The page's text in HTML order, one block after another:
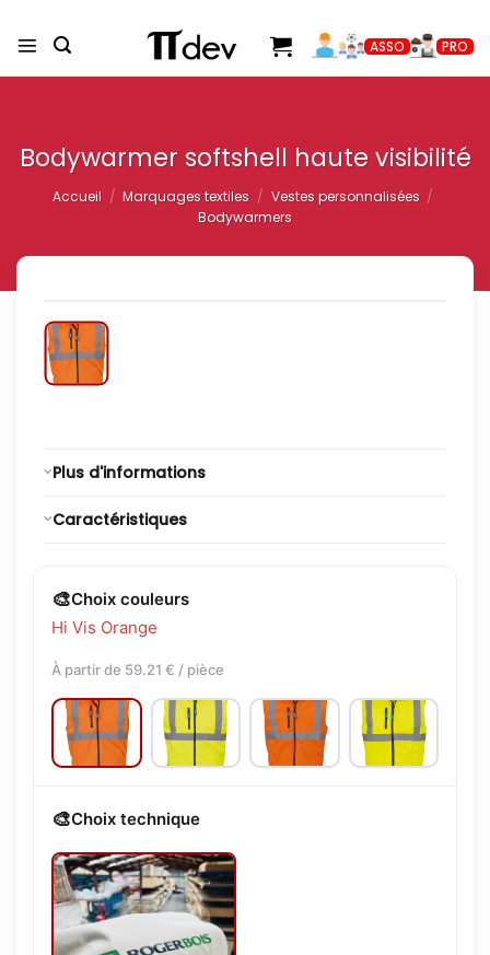
au
ASSO PRO
Bodywarmer softshell haute visibilité
Accueil / Marquages textiles / Vestes personnalisées /
Bodywarmers
Plus d'informations
Caractéristiques
🎨Choix couleurs
Hi Vis Orange
À partir de 59.21 € / pièce
🎨Choix technique